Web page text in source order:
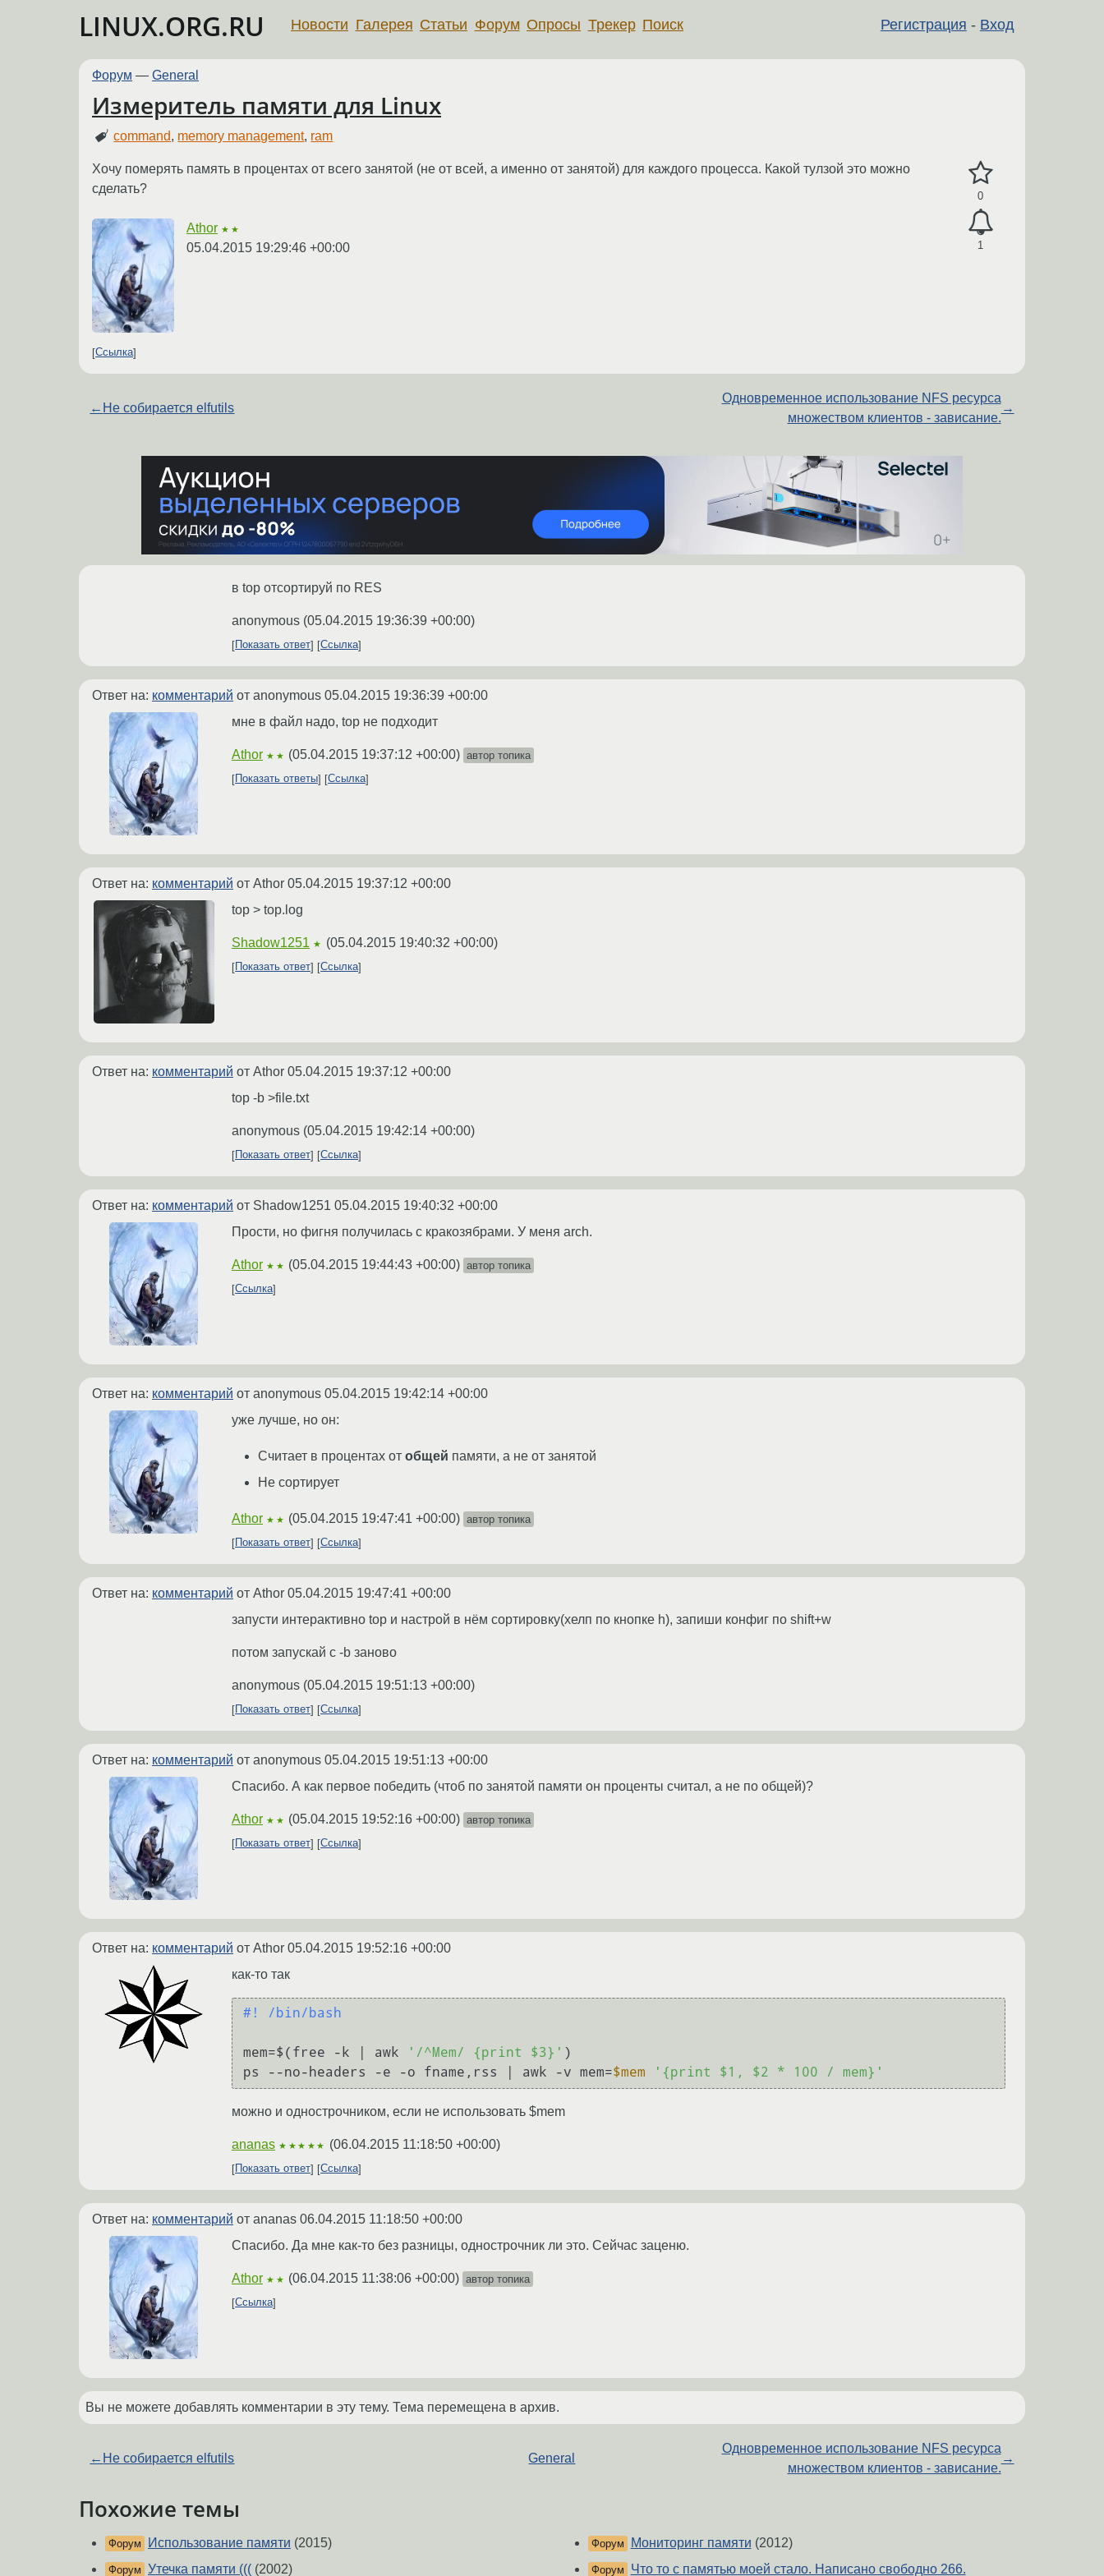
LINUX.ORG.RU Регистрация - Вход
Новости Галерея Статьи Форум Опросы Трекер Поиск
Форум — General
Измеритель памяти для Linux
command, memory management, ram
0
1
Хочу померять память в процентах от всего занятой (не от всей, а именно от занятой) для каждого процесса. Какой тулзой это можно
сделать?
Athor ★★
05.04.2015 19:29:46 +00:00
Ссылка
← Не собирается elfutils
Одновременное использование NFS ресурса
множеством клиентов - зависание.
→
в top отсортируй по RES
anonymous (05.04.2015 19:36:39 +00:00)
Показать ответ Ссылка
Ответ на: комментарий от anonymous 05.04.2015 19:36:39 +00:00
мне в файл надо, top не подходит
Athor ★★ (05.04.2015 19:37:12 +00:00) автор топика
Показать ответы
Ссылка
Ответ на: комментарий от Athor 05.04.2015 19:37:12 +00:00
top > top.log
Shadow1251 ★ (05.04.2015 19:40:32 +00:00)
Показать ответ Ссылка
Ответ на: комментарий от Athor 05.04.2015 19:37:12 +00:00
top -b >file.txt
anonymous (05.04.2015 19:42:14 +00:00)
Показать ответ Ссылка
Ответ на: комментарий от Shadow1251 05.04.2015 19:40:32 +00:00
Прости, но фигня получилась с кракозябрами. У меня arch.
Athor ★★ (05.04.2015 19:44:43 +00:00) автор топика
Ссылка
Ответ на: комментарий от anonymous 05.04.2015 19:42:14 +00:00
уже лучше, но он:
Считает в процентах от общей памяти, а не от занятой
Не сортирует
Athor ★★ (05.04.2015 19:47:41 +00:00) автор топика
Показать ответ
Ссылка
Ответ на: комментарий от Athor 05.04.2015 19:47:41 +00:00
запусти интерактивно top и настрой в нём сортировку(хелп по кнопке h), запиши конфиг по shift+w
потом запускай с -b заново
anonymous (05.04.2015 19:51:13 +00:00)
Показать ответ Ссылка
Ответ на: комментарий от anonymous 05.04.2015 19:51:13 +00:00
Спасибо. А как первое победить (чтоб по занятой памяти он проценты считал, а не по общей)?
Athor ★★ (05.04.2015 19:52:16 +00:00) автор топика
Показать ответ
Ссылка
Ответ на: комментарий от Athor 05.04.2015 19:52:16 +00:00
как-то так
#! /bin/bash
mem=$(free -k | awk '/^Mem/ {print $3}' )
ps --no-headers -e -o fname,rss | awk -v mem=$mem '{print $1, $2 * 100 / mem}'
можно и однострочником, если не использовать $mem
ananas ★★★★★ (06.04.2015 11:18:50 +00:00)
Показать ответ Ссылка
Ответ на: комментарий от ananas 06.04.2015 11:18:50 +00:00
Спасибо. Да мне как-то без разницы, однострочник ли это. Сейчас заценю.
Athor ★★ (06.04.2015 11:38:06 +00:00) автор топика
Ссылка
Вы не можете добавлять комментарии в эту тему. Тема перемещена в архив.
← Не собирается elfutils General
Одновременное использование NFS ресурса
множеством клиентов - зависание.
→
Похожие темы
Форум Использование памяти (2015)
Форум Утечка памяти ((( (2002)
Форум Мониторинг памяти (2012)
Форум Что то с памятью моей стало. Написано свободно 266.